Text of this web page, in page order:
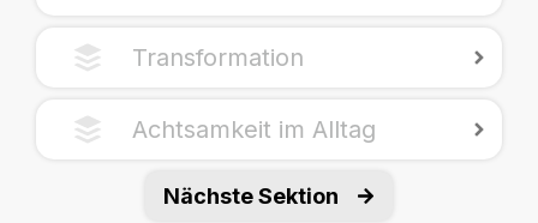
Transformation
Achtsamkeit im Alltag
Nächste Sektion